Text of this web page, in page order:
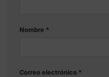
Nombre *
Correo electrónico *